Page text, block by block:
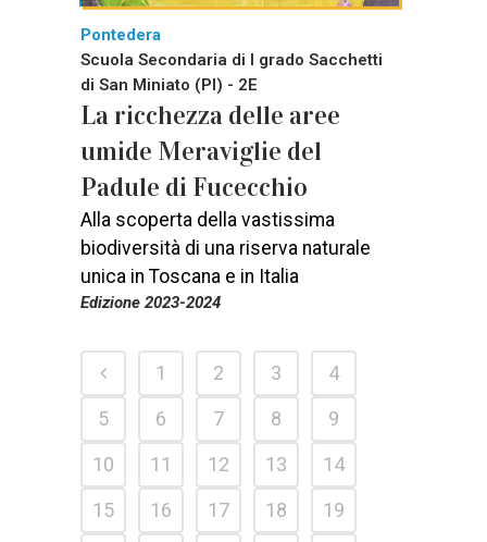
Pontedera
Scuola Secondaria di I grado Sacchetti
di San Miniato (PI) - 2E
La ricchezza delle aree
umide Meraviglie del
Padule di Fucecchio
Alla scoperta della vastissima
biodiversità di una riserva naturale
unica in Toscana e in Italia
Edizione 2023-2024
1 2 3
4
5
6 7 8
9
10
11 12 13
14
15
16 17 18
19